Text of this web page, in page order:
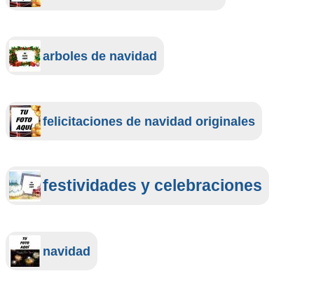
arboles de navidad
felicitaciones de navidad originales
festividades y celebraciones
navidad